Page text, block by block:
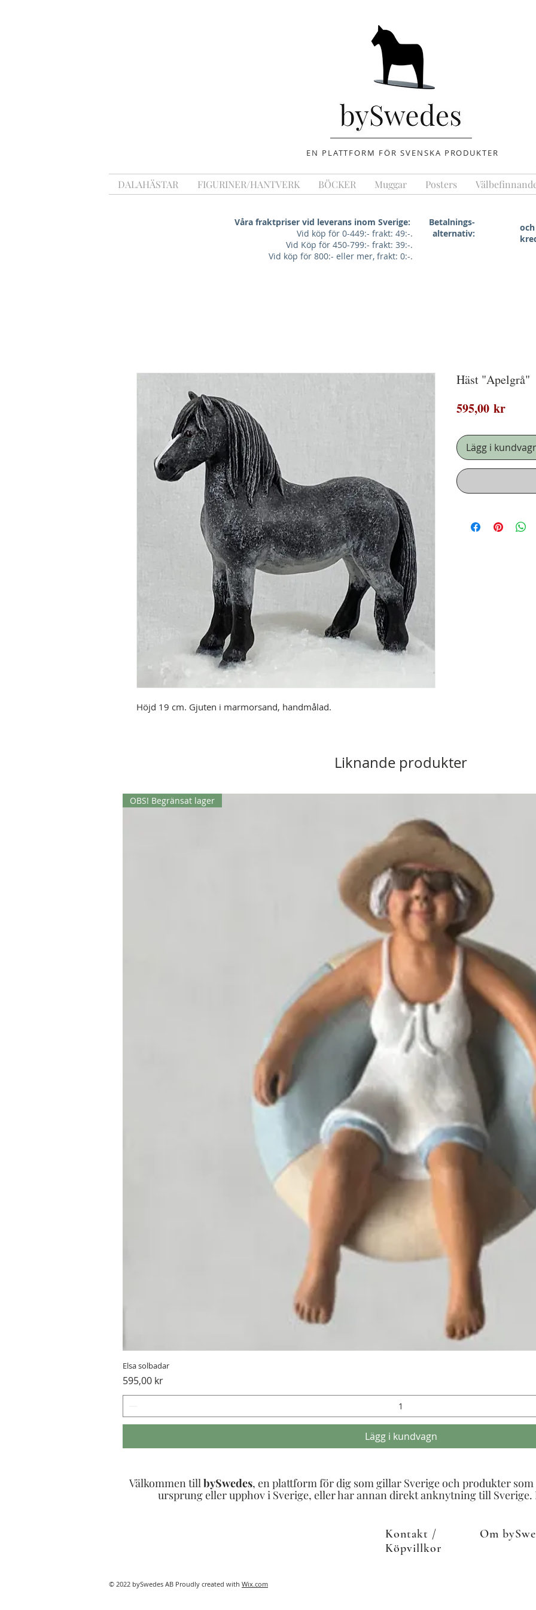
EN PLATTFORM FÖR SVENSKA PRODUKTER
DALAHÄSTAR FIGURINER/HANTVERK BÖCKER Muggar Posters
Höjd 19 cm. Gjuten i marmorsand, handmålad.
Häst "Apelgrå"
595,00 krPris
Lägg i
Liknande produkter
OBS! Begränsat lager
Elsa solbadar
Pris
595,00 kr
Lägg i kundvagn
Våra fraktpriser vid leverans inom Sverige:
Vid köp för 0-449:- frakt: 49:-.
Vid Köp för 450-799:- frakt: 39:-.
Vid köp för 800:- eller mer, frakt: 0:-.
Betalnings-
alternativ:
Välkommen tillbySwedes, en plattform för dig som gillar Sverige och produkter
ursprung eller upphov i Sverige, eller har annan direkt anknytning till Sverige.
Kontakt /
Köpvillkor
Om
© 2022 bySwedes AB Proudly created with Wix.com